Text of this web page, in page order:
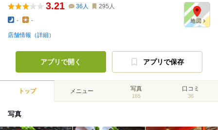
3.21 36 人 295 人
- -
店舗情報（詳細）
アプリで開く アプリで保存
トップ メニュー 写真
165
口コミ
36
写真